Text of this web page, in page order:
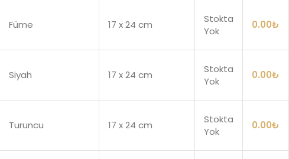
Füme 17 x 24 cm
Stokta
Yok
0.00₺
Siyah 17 x 24 cm
Stokta
Yok
0.00₺
Turuncu 17 x 24 cm
Stokta
Yok
0.00₺